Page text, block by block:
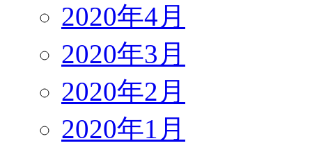
2020年4月
2020年3月
2020年2月
2020年1月